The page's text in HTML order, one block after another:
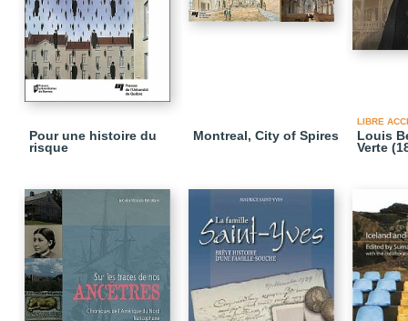
Pour une histoire du
risque
Montreal, City of Spires
LIBRE
Louis
Verte